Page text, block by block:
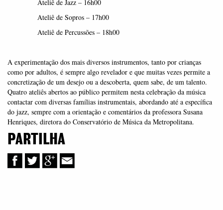
Ateliê de Jazz – 16h00
Ateliê de Sopros – 17h00
Ateliê de Percussões – 18h00
A experimentação dos mais diversos instrumentos, tanto por crianças
como por adultos, é sempre algo revelador e que muitas vezes permite a
concretização de um desejo ou a descoberta, quem sabe, de um talento.
Quatro ateliês abertos ao público permitem nesta celebração da música
contactar com diversas famílias instrumentais, abordando até a específica
do jazz, sempre com a orientação e comentários da professora Susana
Henriques, diretora do Conservatório de Música da Metropolitana.
PARTILHA